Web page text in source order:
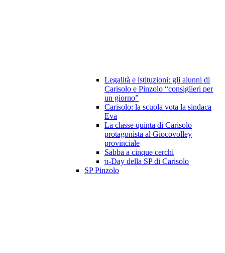
Legalità e istituzioni: gli alunni di
Carisolo e Pinzolo “consiglieri per
un giorno”
Carisolo: la scuola vota la sindaca
Eva
La classe quinta di Carisolo
protagonista al Giocovolley
provinciale
Sabba a cinque cerchi
π-Day della SP di Carisolo
SP Pinzolo